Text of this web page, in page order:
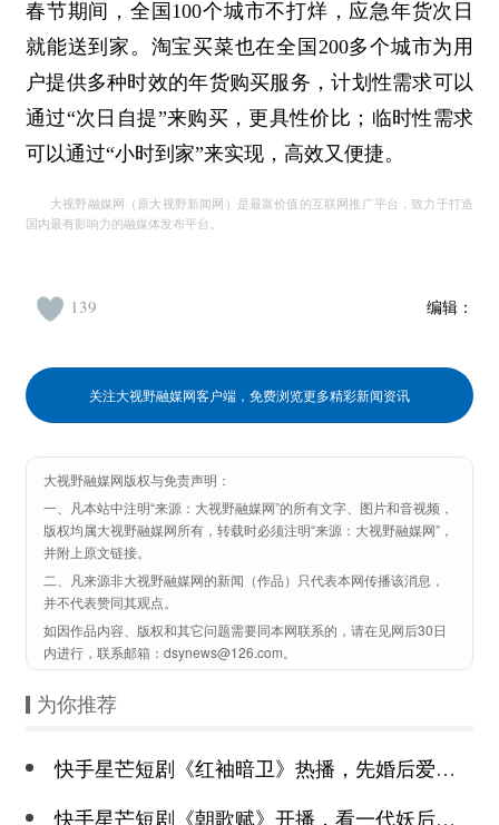
春节期间，全国100个城市不打烊，应急年货次日
就能送到家。淘宝买菜也在全国200多个城市为用
户提供多种时效的年货购买服务，计划性需求可以
通过“次日自提”来购买，更具性价比；临时性需求
可以通过“小时到家”来实现，高效又便捷。
大视野融媒网（原大视野新闻网）是最富价值的互联网推广平台，致力于打造
国内最有影响力的融媒体发布平台。
编辑：
139
关注大视野融媒网客户端，免费浏览更多精彩新闻资讯
大视野融媒网版权与免责声明：
一、凡本站中注明“来源：大视野融媒网”的所有文字、图片和音视频，
版权均属大视野融媒网所有，转载时必须注明“来源：大视野融媒网”，
并附上原文链接。
二、凡来源非大视野融媒网的新闻（作品）只代表本网传播该消息，
并不代表赞同其观点。
如因作品内容、版权和其它问题需要同本网联系的，请在见网后30日
内进行，联系邮箱：dsynews@126.com。
为你推荐
快手星芒短剧《红袖暗卫》热播，先婚后爱诠释别样浪漫
快手星芒短剧《朝歌赋》开播，看一代妖后与心机皇上极限拉扯